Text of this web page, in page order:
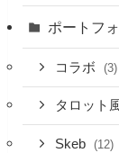
ポートフ
コラボ (3)
タロット
Skeb (12)